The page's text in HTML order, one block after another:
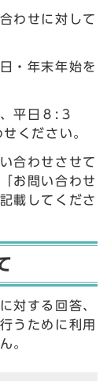
わせに対して
・年末年始を
平日８:３
ください。
合わせさせて
お問い合わせ
載してくださ
対する回答、
うために利用
。